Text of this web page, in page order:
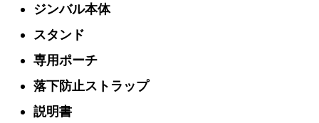
ジンバル本体
スタンド
専用ポーチ
落下防止ストラップ
説明書